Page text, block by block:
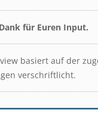
für Euren Input.
basiert auf der
verschriftlicht.